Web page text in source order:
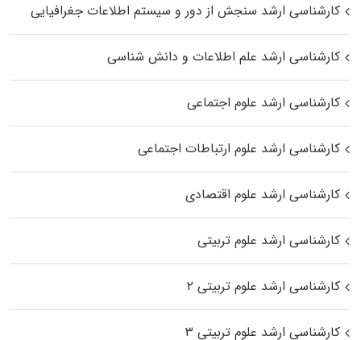
کارشناسی ارشد سنجش از دور و سیستم اطلاعات جغرافیایی
کارشناسی ارشد علم اطلاعات و دانش شناسی
کارشناسی ارشد علوم اجتماعی
کارشناسی ارشد علوم ارتباطات اجتماعی
کارشناسی ارشد علوم اقتصادی
کارشناسی ارشد علوم تربیتی
کارشناسی ارشد علوم تربیتی ۲
کارشناسی ارشد علوم تربیتی ۳